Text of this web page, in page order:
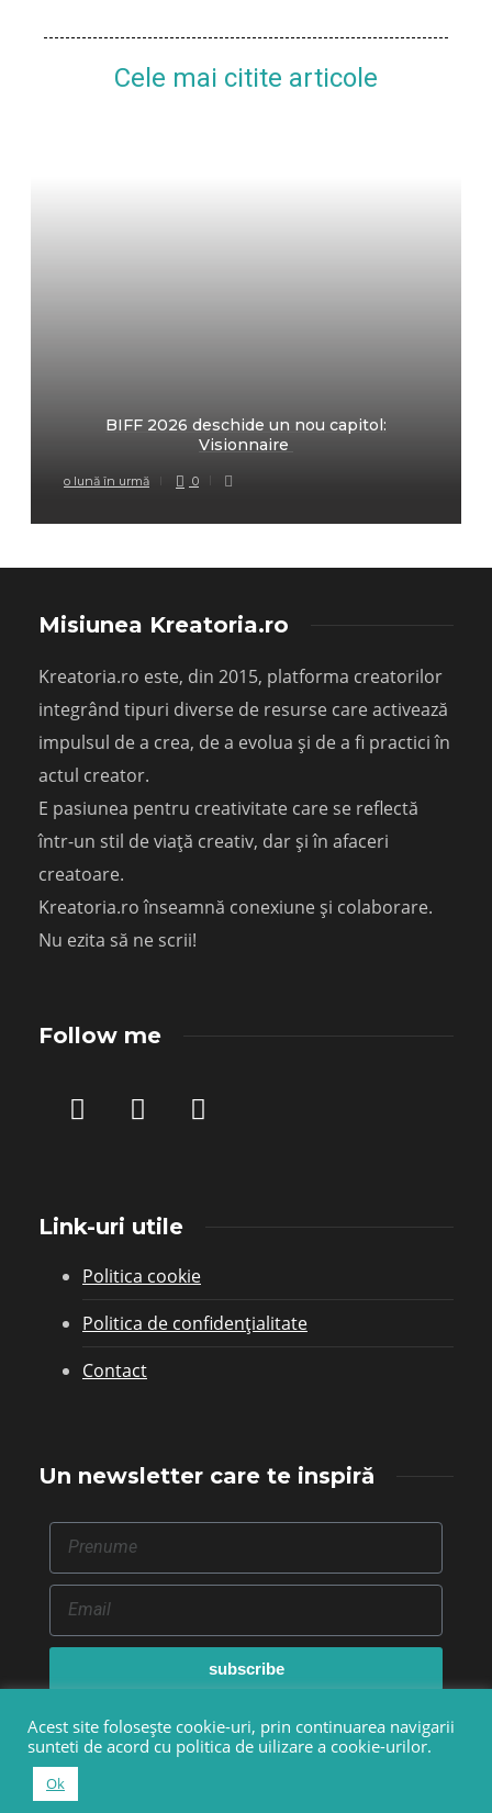
Cele mai citite articole
BIFF 2026 deschide un nou capitol:
Visionnaire
o lună în urmă 0
Misiunea Kreatoria.ro
Kreatoria.ro este, din 2015, platforma creatorilor
integrând tipuri diverse de resurse care activează
impulsul de a crea, de a evolua și de a fi practici în
actul creator.
E pasiunea pentru creativitate care se reflectă
într-un stil de viață creativ, dar și în afaceri
creatoare.
Kreatoria.ro înseamnă conexiune și colaborare.
Nu ezita să ne scrii!
Follow me
Link-uri utile
Politica cookie
Politica de confidențialitate
Contact
Un newsletter care te inspiră
subscribe
Acest site folosește cookie-uri, prin continuarea navigarii
sunteti de acord cu politica de uilizare a cookie-urilor.
Ok